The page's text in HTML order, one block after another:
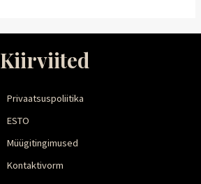
Kiirviited
Privaatsuspoliitika
ESTO
Müügitingimused
Kontaktivorm